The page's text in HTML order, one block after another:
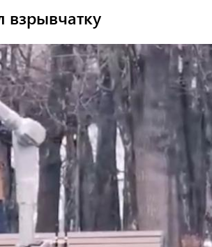
взрывчатку